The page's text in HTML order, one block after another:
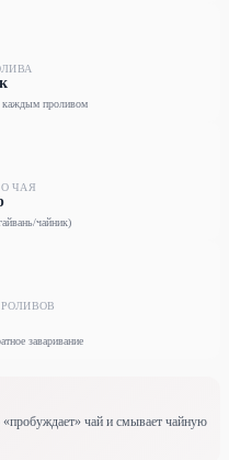
каждым проливом
ЧАЯ
чайник)
заваривание
чай и смывает чайную